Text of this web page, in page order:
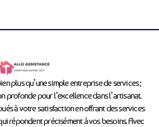
plus qu’une simple entreprise de services ;
profonde pour l’excellence dans l’artisanat.
à votre satisfaction en offrant des services
répondent précisément à vos besoins. Avec